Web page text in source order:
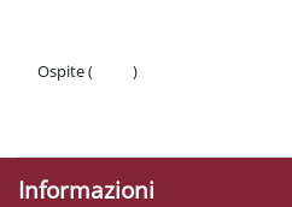
Ospite (
)
Informazioni